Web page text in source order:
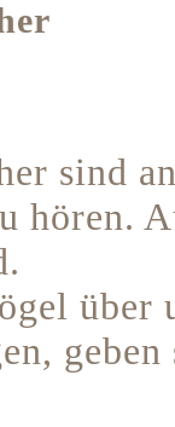
sind
hören.
über